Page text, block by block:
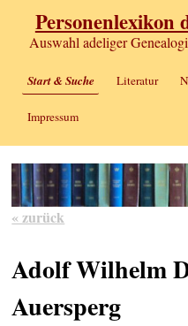
Personenlexikon
Auswahl adeliger
Start & Suche Literatur
Impressum
« zurück
Adolf Wilhelm
Auersperg